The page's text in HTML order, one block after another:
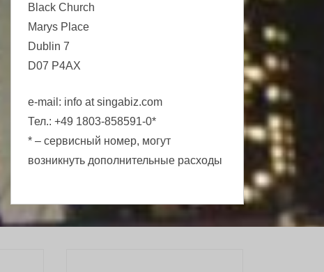
Black Church
Marys Place
Dublin 7
D07 P4AX
e-mail: info at singabiz.com
Тел.: +49 1803-858591-0*
* – сервисный номер, могут
возникнуть дополнительные расходы